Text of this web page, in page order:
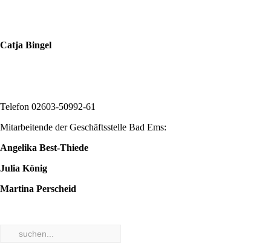
Catja Bingel
Telefon 02603-50992-61
Mitarbeitende der Geschäftsstelle Bad Ems:
Angelika Best-Thiede
Julia König
Martina Perscheid